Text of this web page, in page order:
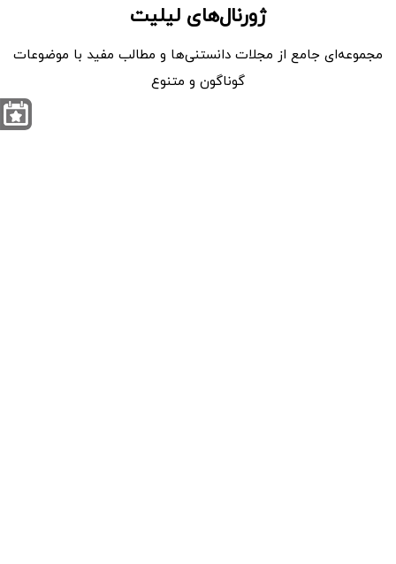
ژورنال‌های لیلیت
مجموعه‌ای جامع از مجلات دانستنی‌ها و مطالب مفید با موضوعات
گوناگون و متنوع